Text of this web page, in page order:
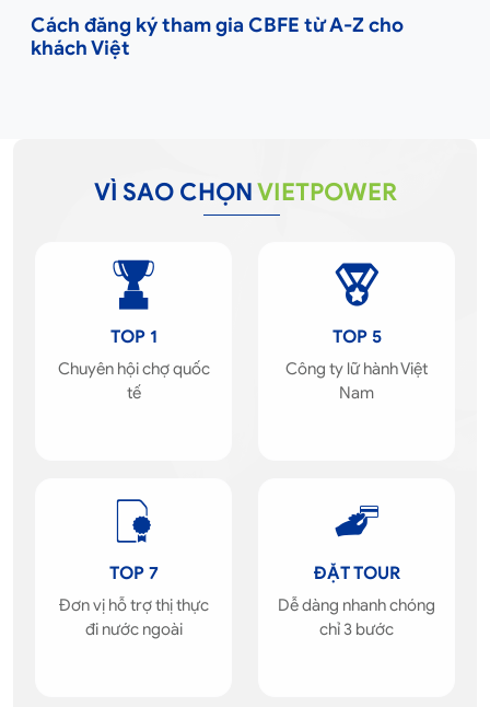
Cách đăng ký tham gia CBFE từ A-Z cho
khách Việt
VÌ SAO CHỌNVIETPOWER
TOP 1
Chuyên hội chợ quốc
tế
TOP 5
Công ty lữ hành Việt
Nam
TOP 7
Đơn vị hỗ trợ thị thực
đi nước ngoài
ĐẶT TOUR
Dễ dàng nhanh chóng
chỉ 3 bước